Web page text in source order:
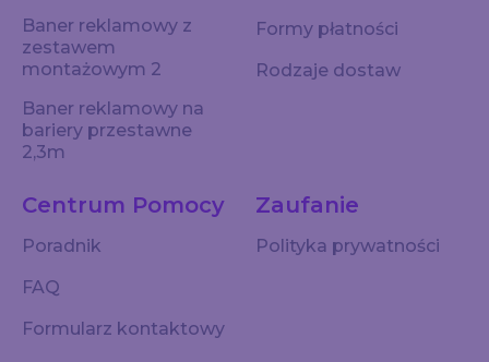
Baner reklamowy z
zestawem
montażowym 2
Baner reklamowy na
bariery przestawne
2,3m
Centrum Pomocy
Poradnik
FAQ
Formularz kontaktowy
Zaufanie
Polityka prywatności
Formy płatności
Rodzaje dostaw